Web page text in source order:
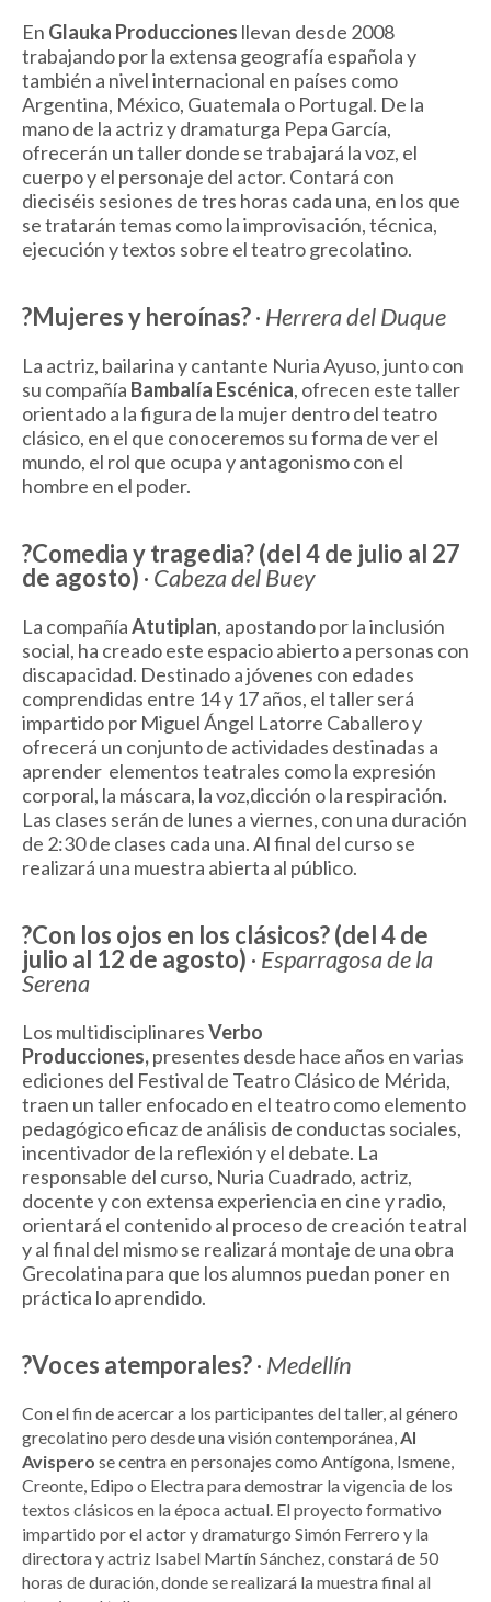
En Glauka Producciones llevan desde 2008
trabajando por la extensa geografía española y
también a nivel internacional en países como
Argentina, México, Guatemala o Portugal. De la
mano de la actriz y dramaturga Pepa García,
ofrecerán un taller donde se trabajará la voz, el
cuerpo y el personaje del actor. Contará con
dieciséis sesiones de tres horas cada una, en los que
se tratarán temas como la improvisación, técnica,
ejecución y textos sobre el teatro grecolatino.
?Mujeres y heroínas?· Herrera del Duque
La actriz, bailarina y cantante Nuria Ayuso, junto con
su compañía Bambalía Escénica, ofrecen este taller
orientado a la figura de la mujer dentro del teatro
clásico, en el que conoceremos su forma de ver el
mundo, el rol que ocupa y antagonismo con el
hombre en el poder.
?Comedia y tragedia? (del 4 de julio al 27
de agosto) · Cabeza del Buey
La compañíaAtutiplan, apostando por la inclusión
social, ha creado este espacio abierto a personas con
discapacidad. Destinado a jóvenes con edades
comprendidas entre 14 y 17 años, el taller será
impartido por Miguel Ángel Latorre Caballero y
ofrecerá un conjunto de actividades destinadas a
aprender elementos teatrales como la expresión
corporal, la máscara, la voz,dicción o la respiración.
Las clases serán de lunes a viernes, con una duración
de 2:30 de clases cada una. Al final del curso se
realizará una muestra abierta al público.
?Con los ojos en los clásicos? (del 4 de
julio al 12 de agosto) · Esparragosa de la
Serena
Los multidisciplinaresVerbo
Producciones,presentes desde hace años en varias
ediciones del Festival de Teatro Clásico de Mérida,
traen un taller enfocado en el teatro como elemento
pedagógico eficaz de análisis de conductas sociales,
incentivador de la reflexión y el debate. La
responsable del curso, Nuria Cuadrado, actriz,
docente y con extensa experiencia en cine y radio,
orientará el contenido al proceso de creación teatral
y al final del mismo se realizará montaje de una obra
Grecolatina para que los alumnos puedan poner en
práctica lo aprendido.
?Voces atemporales?· Medellín
Con el fin de acercar a los participantes del taller, al género
grecolatino pero desde una visión contemporánea,Al
Avispero se centra en personajes como Antígona, Ismene,
Creonte, Edipo o Electra para demostrar la vigencia de los
textos clásicos en la época actual. El proyecto formativo
impartido por el actor y dramaturgo Simón Ferrero y la
directora y actriz Isabel Martín Sánchez, constará de 50
horas de duración, donde se realizará la muestra final al